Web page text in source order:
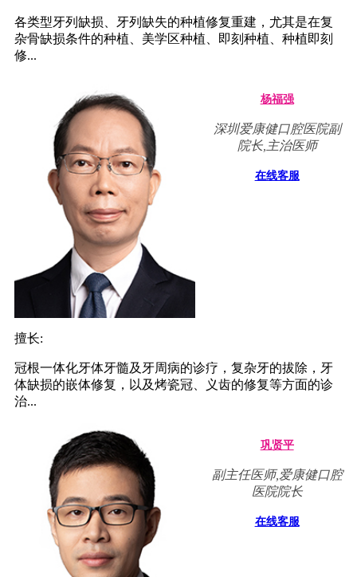
各类型牙列缺损、牙列缺失的种植修复重建，尤其是在复
杂骨缺损条件的种植、美学区种植、即刻种植、种植即刻
修...
杨福强
深圳爱康健口腔医院副
院长,主治医师
在线客服
擅长:
冠根一体化牙体牙髓及牙周病的诊疗，复杂牙的拔除，牙
体缺损的嵌体修复，以及烤瓷冠、义齿的修复等方面的诊
治...
巩贤平
副主任医师,爱康健口腔
医院院长
在线客服